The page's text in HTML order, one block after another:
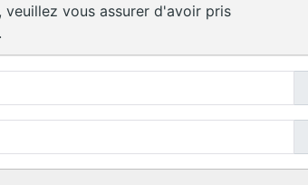
veuillez vous assurer d'avoir pris